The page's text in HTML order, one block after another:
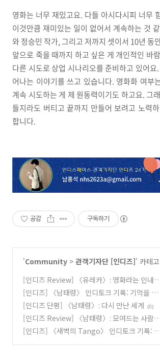
영화는 너무 재밌고요. 다들 아시다시피 너무
이것만큼 재미있는 일이 없어서 계속하는 것
와 정승민 작가, 그리고 저까지 셋이서 10년 동
앞으로 죽을 때까지 하고 싶은 게 개인적인 바
다른 시도로 상업 시나리오를 준비하고 있어요
어나는 이야기를 쓰고 있습니다. 영화화 여부
계속 시도하는 게 제 원동력이기도 하고요. 그
들지라도 버티고 끝까지 만들어 보려고 노력
합니다.
공감 구독하기
'Community > 관객기자단 [인디즈]' 카테
[인디즈 Review] 〈유레카〉: 영화라는 인내심
테스트 (0)
[인디즈] 〈남태령〉 인디토크 기록: 기억을 꺼내
는 자리 (0)
[인디즈 단평] 〈남태령〉: 다시 만난 세계 (0)
[인디즈 Review] 〈남태령〉: 모여드는 사람의
문법 (0)
[인디즈] 〈새벽의 Tango〉 인디토크 기록: 끝